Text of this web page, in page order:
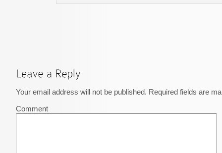
Your email address will not be published. Required fields are
Comment